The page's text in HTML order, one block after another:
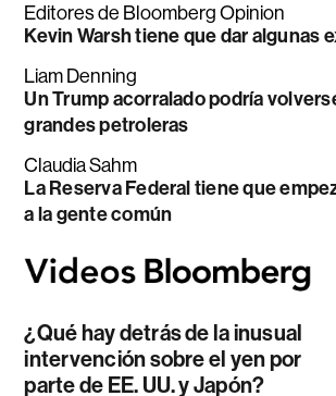
Editores de Bloomberg Opinion
Kevin Warsh tiene que dar algunas
Liam Denning
Un Trump acorralado podría
grandes petroleras
Claudia Sahm
La Reserva Federal tiene que
a la gente común
¿Qué hay detrás de la inusual
intervención sobre el yen por
parte de EE. UU. y Japón?